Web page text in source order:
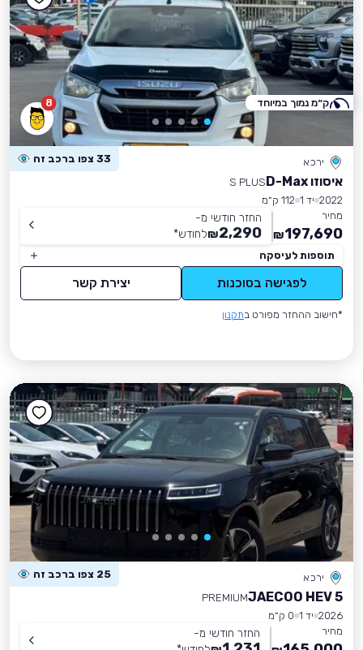
8
ירכא 33 צפו ברכב זה
איסוזו D-Max
S PLUS
2022 יד 1
112 ק״מ
מחיר
197,690
₪
החזר חודשי מ-
2,290
₪לחודש*
תוספות לעיסקה
לפגישה בסוכנות יצירת קשר
*חישוב ההחזר מפורט בתקנון
ק״מ נמוך במיוחד
ירכא 25 צפו ברכב זה
JAECOO HEV 5
PREMIUM
2026 יד 1
0 ק״מ
מחיר
החזר חודשי מ-